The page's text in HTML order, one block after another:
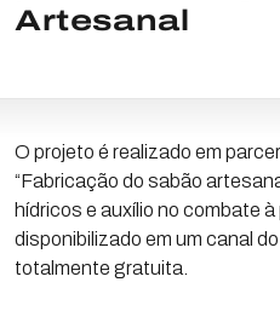
Artesanal
O projeto é realizado em
“Fabricação do sabão
hídricos e auxílio no combate
disponibilizado em um canal
totalmente gratuita.